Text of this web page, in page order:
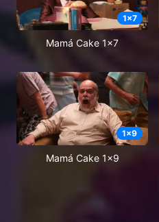
1x7
Mamá Cake 1x7
1x9
Mamá Cake 1x9